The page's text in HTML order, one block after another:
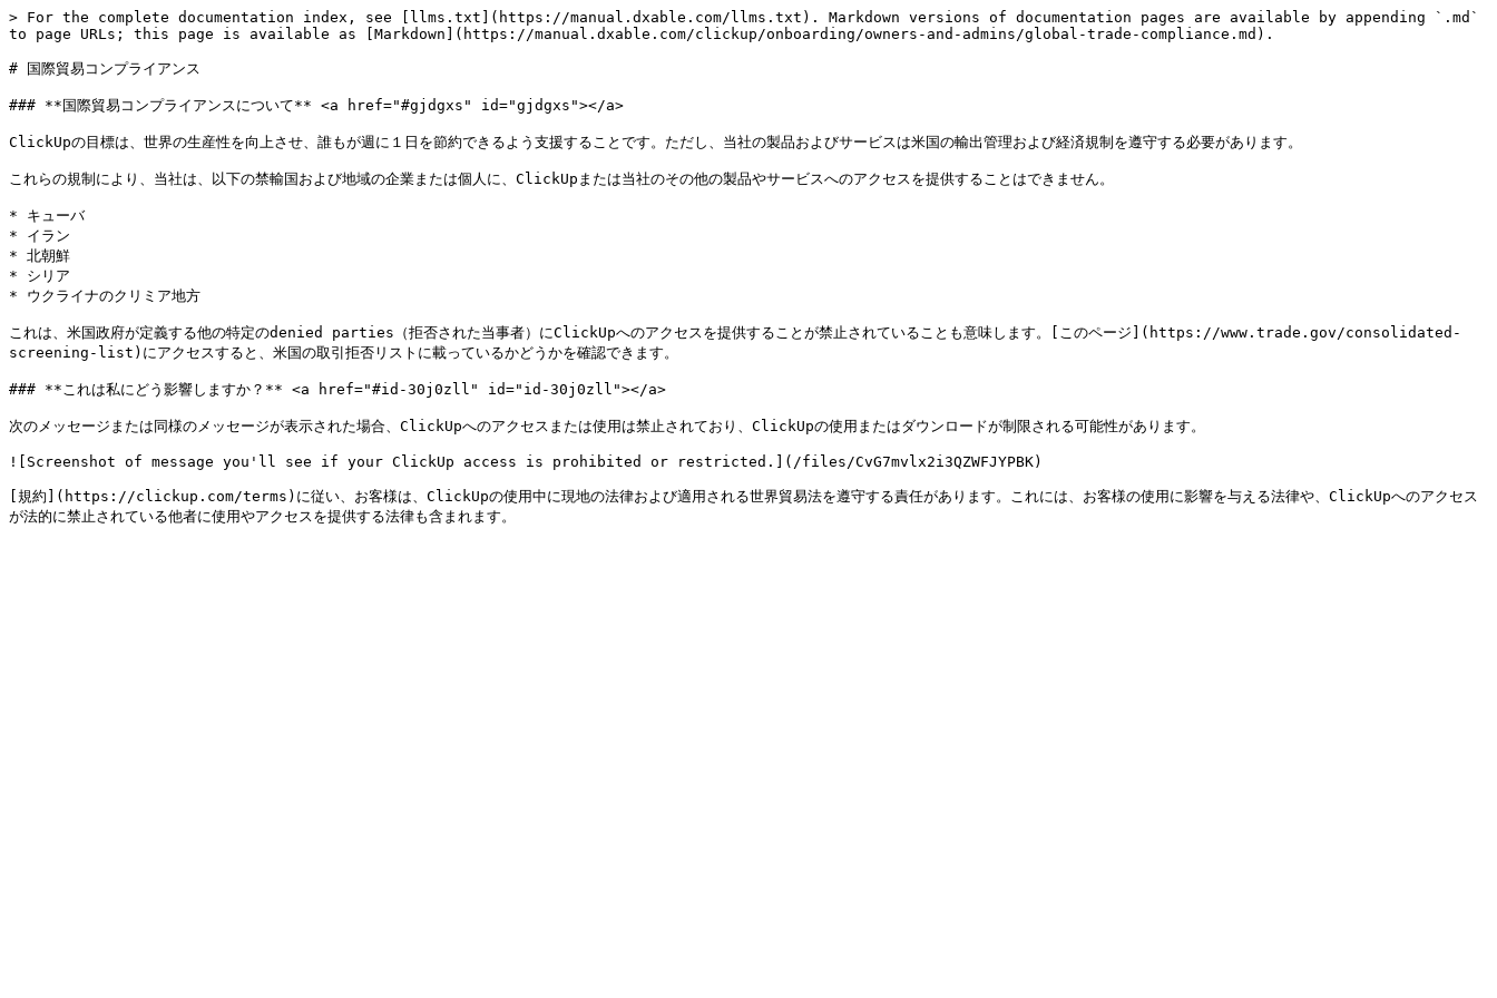
> For the complete documentation index, see [llms.txt](https://manual.dxable.com/llms.txt). Markdown versions of documentation pages are available by appending `.md`
to page URLs; this page is available as [Markdown](https://manual.dxable.com/clickup/onboarding/owners-and-admins/global-trade-compliance.md).
# 国際貿易コンプライアンス
### **国際貿易コンプライアンスについて** <a href="#gjdgxs" id="gjdgxs"></a>
ClickUpの目標は、世界の生産性を向上させ、誰もが週に１日を節約できるよう支援することです。ただし、当社の製品およびサービスは米国の輸出管理および経済規制を遵守する必要があります。
これらの規制により、当社は、以下の禁輸国および地域の企業または個人に、ClickUpまたは当社のその他の製品やサービスへのアクセスを提供することはできません。
* キューバ
* イラン
* 北朝鮮
* シリア
* ウクライナのクリミア地方
これは、米国政府が定義する他の特定のdenied parties（拒否された当事者）にClickUpへのアクセスを提供することが禁止されていることも意味します。[このページ](https://www.trade.gov/consolidated-
screening-list)にアクセスすると、米国の取引拒否リストに載っているかどうかを確認できます。
### **これは私にどう影響しますか？** <a href="#id-30j0zll" id="id-30j0zll"></a>
次のメッセージまたは同様のメッセージが表示された場合、ClickUpへのアクセスまたは使用は禁止されており、ClickUpの使用またはダウンロードが制限される可能性があります。
![Screenshot of message you'll see if your ClickUp access is prohibited or restricted.](/files/CvG7mvlx2i3QZWFJYPBK)
[規約](https://clickup.com/terms)に従い、お客様は、ClickUpの使用中に現地の法律および適用される世界貿易法を遵守する責任があります。これには、お客様の使用に影響を与える法律や、ClickUpへのアクセス